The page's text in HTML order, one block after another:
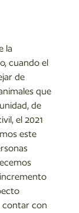
la
cuando el
de
que
de
el 2021
este
contar con